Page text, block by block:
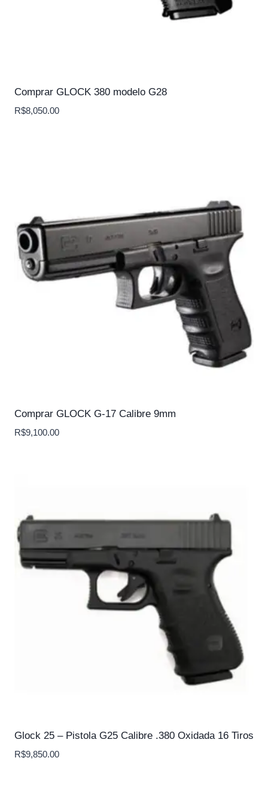
Comprar GLOCK 380 modelo G28
R$8,050.00
Comprar GLOCK G-17 Calibre 9mm
R$9,100.00
Glock 25 – Pistola G25 Calibre .380 Oxidada 16 Tiros
R$9,850.00